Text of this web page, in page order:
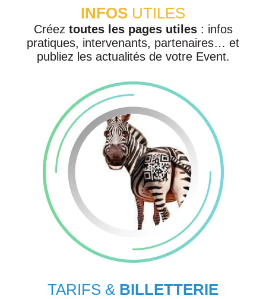
INFOS UTILES
Créez toutes les pages utiles: infos
pratiques, intervenants, partenaires… et
publiez les actualités de votre Event.
TARIFS & BILLETTERIE